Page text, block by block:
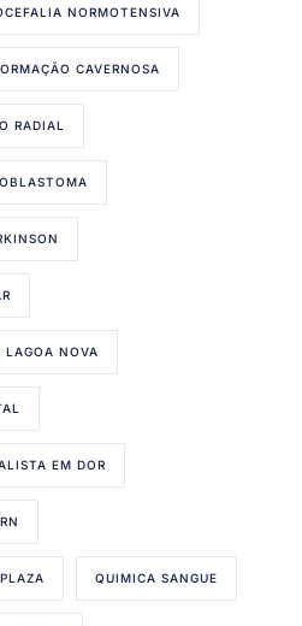
NORMOTENSIVA
CAVERNOSA
RADIAL
LAGOA NOVA
EM DOR
QUIMICA SANGUE